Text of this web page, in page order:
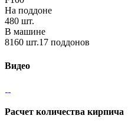
На поддоне
480 шт.
В машине
8160 шт.17 поддонов
Видео
Расчет количества кирпича